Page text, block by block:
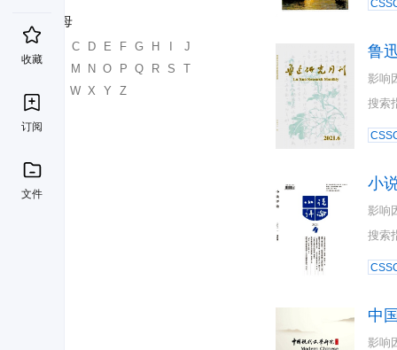
收藏
订阅
文件
首字母
C D E F G H
J
K
M N O P Q R S
T
W X Y Z
鲁
影响
搜索
小
影响
搜索
中
影响